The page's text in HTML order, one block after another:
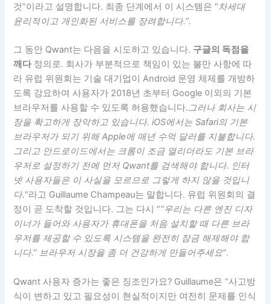
것”이라고 설명합니다. 최종 단계에서 이 시스템은 “차세대
윤리적이고 개인화된 서비스를 장려합니다.“.
그 동안 Qwant는 다음을 시도하고 있습니다. 구글의 독점을
깨다정의로. 회사가 부분적으로 책임이 있는 불만 사항에 따
라 유럽 위원회는 기술 대기업이 Android 운영 체제를 개방하
도록 강요하여 사용자가 2018년 초부터 Google 이외의 기본
브라우저를 사용할 수 있도록 허용했습니다.그러나 회사는 시
장을 확고하게 장악하고 있습니다. iOS에서는 Safari의 기본
브라우저가 되기 위해 Apple에 매년 수억 달러를 지불합니다.
그리고 안드로이드에서는 크롬이 조금 열리더라도 기본 브라
우저로 설정하기 전에 먼저 Qwant를 검색해야 합니다. 인터
넷 사용자들은 이 사실을 모르므로 그렇게 하지 않을 것입니
다.“라고 Guillaume Champeau는 말합니다. 유럽 위원회의 결
정이 곧 도착할 것입니다. 그는 다시 ““우리는 다른 엔진 디자
이너가 들어와 사용자가 휴대폰을 처음 설치할 때 다른 브라
우저를 제공할 수 있도록 시스템을 완전히 잠금 해제해야 합
니다.” 브라우저 시장을 좀 더 건강하게 만들어주세요“.
Qwant 사용자 증가는 좋은 징조인가요? Guillaume은 “사고방
식이 변하고 있고 필요성이 현실적이지만 여전히 문제를 인식